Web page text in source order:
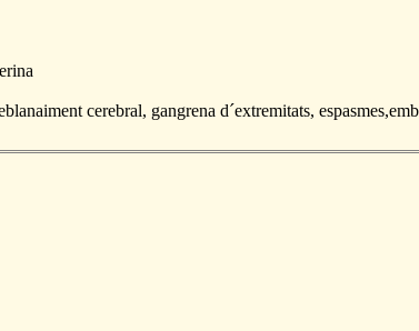
cerebral, gangrena d´extremitats,